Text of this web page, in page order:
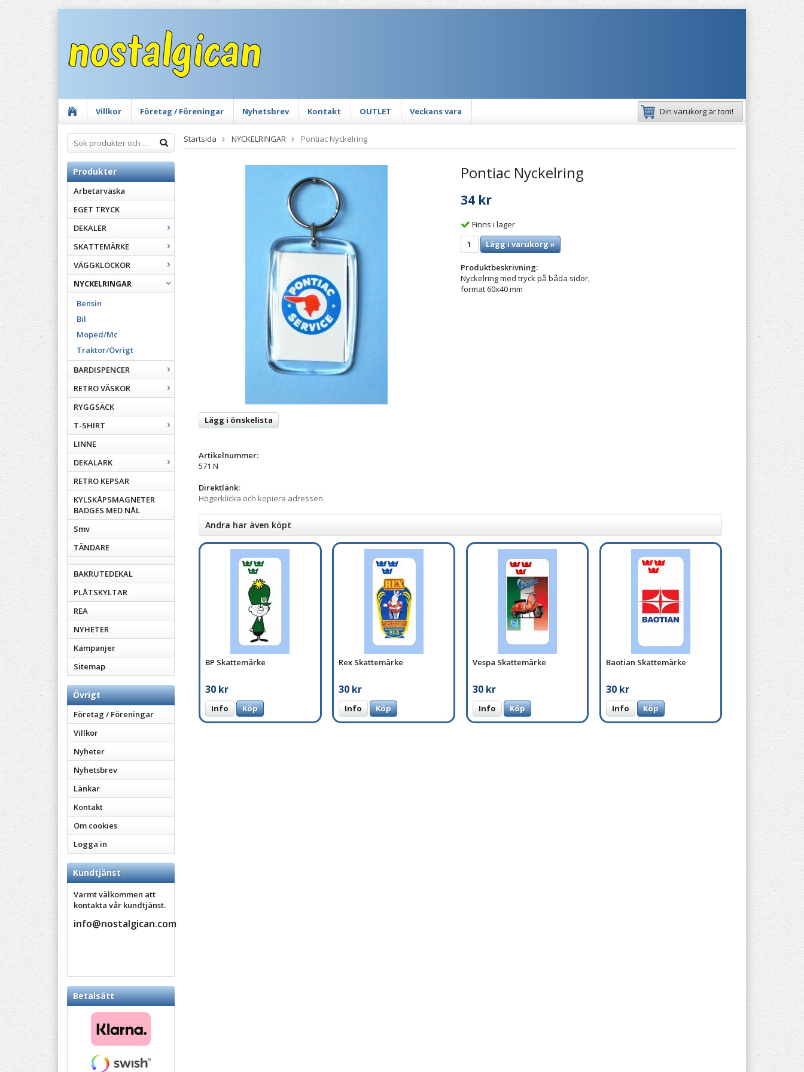
Villkor Företag / Föreningar Nyhetsbrev Kontakt OUTLET Veckans vara Din varukorg är tom!
Produkter
Arbetarväska
EGET TRYCK
DEKALER
SKATTEMÄRKE
VÄGGKLOCKOR
NYCKELRINGAR
Bensin
Bil
Moped/Mc
Traktor/Övrigt
BARDISPENCER
RETRO VÄSKOR
RYGGSÄCK
T-SHIRT
LINNE
DEKALARK
RETRO KEPSAR
KYLSKÅPSMAGNETER
BADGES MED NÅL
Smv
TÄNDARE
BAKRUTEDEKAL
PLÅTSKYLTAR
REA
NYHETER
Kampanjer
Sitemap
Övrigt
Företag / Föreningar
Villkor
Nyheter
Nyhetsbrev
Länkar
Kontakt
Om cookies
Logga in
Kundtjänst
Varmt välkommen att
kontakta vår kundtjänst.
info@nostalgican.com
Betalsätt
Startsida NYCKELRINGAR Pontiac Nyckelring
Pontiac Nyckelring
34 kr
Finns i lager
Lägg i varukorg »
Produktbeskrivning:
Nyckelring med tryck på båda sidor,
format 60x40 mm
Lägg i önskelista
Artikelnummer:
571 N
Direktlänk:
Högerklicka och kopiera adressen
Andra har även köpt
BP Skattemärke
30 kr
Info Köp
Rex Skattemärke
30 kr
Info Köp
Vespa Skattemärke
30 kr
Info Köp
Baotian Skattemärke
30 kr
Info Köp